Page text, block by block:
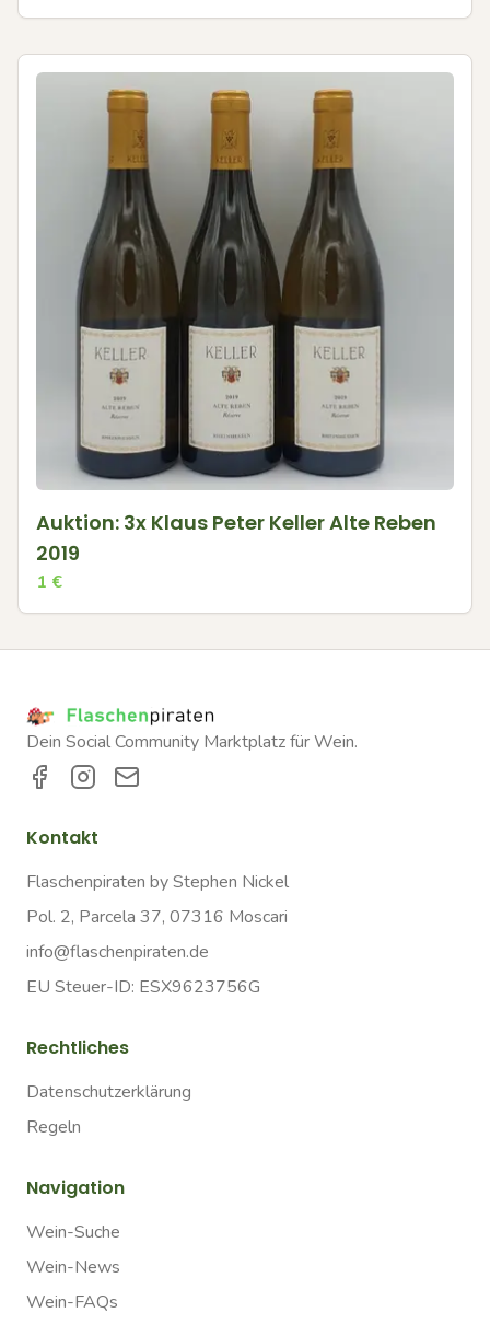
Auktion: 3x Klaus Peter Keller Alte Reben
2019
1 €
Dein Social Community Marktplatz für Wein.
Kontakt
Flaschenpiraten by Stephen Nickel
Pol. 2, Parcela 37, 07316 Moscari
info@flaschenpiraten.de
EU Steuer-ID: ESX9623756G
Rechtliches
Datenschutzerklärung
Regeln
Navigation
Wein-Suche
Wein-News
Wein-FAQs